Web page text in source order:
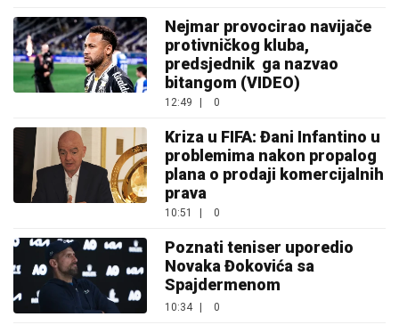
Nejmar provocirao navijače
protivničkog kluba,
predsjednik ga nazvao
bitangom (VIDEO)
12:49 0
Kriza u FIFA: Đani Infantino u
problemima nakon propalog
plana o prodaji komercijalnih
prava
10:51 0
Poznati teniser uporedio
Novaka Đokovića sa
Spajdermenom
10:34 | 0